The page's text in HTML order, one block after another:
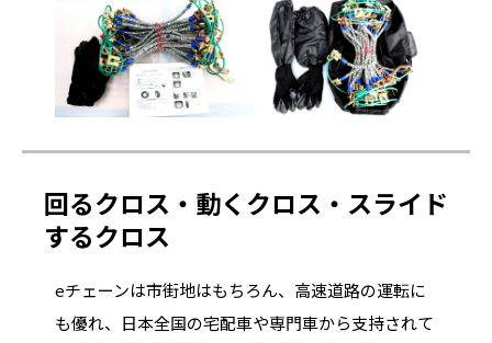
回るクロス・動くクロス・スライド
するクロス
eチェーンは市街地はもちろん、高速道路の運転に
も優れ、日本全国の宅配車や専門車から支持されて